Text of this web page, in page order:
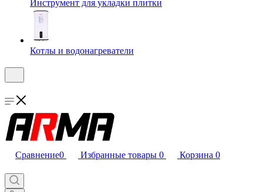
Инструмент для укладки плитки
Котлы и водонагреватели
Сравнение0 Избранные товары 0 Корзина 0